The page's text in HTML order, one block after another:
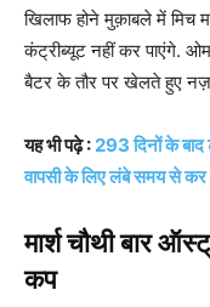
खिलाफ होने मुक़ाबले में मिच
कंट्रीब्यूट नहीं कर पाएंगे.
बैटर के तौर पर खेलते हुए
यह भी पढ़े : 293 दिनों के
वापसी के लिए लंबे समय से कर
मार्श चौथी बार
कप